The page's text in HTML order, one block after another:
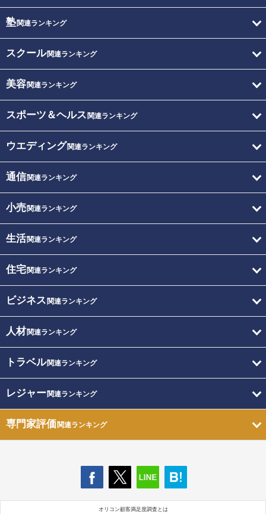
塾関連ランキング
スクール関連ランキング
美容関連ランキング
スポーツ＆ヘルス 関連ランキング
ウエディング関連ランキング
通信関連ランキング
小売関連ランキング
生活関連ランキング
住宅関連ランキング
ビジネス 関連ランキング
人材関連ランキング
トラベル関連ランキング
レジャー関連ランキング
専門家評価関連ランキング
オリコン顧客満足度調査とは